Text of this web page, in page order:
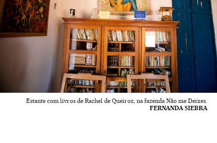
Estante com livros de Rachel de Queiroz, na fazenda Não me Deixes.
FERNANDA SIEBRA